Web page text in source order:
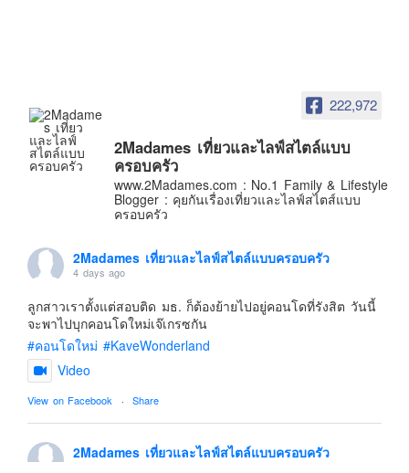
ฮ่องกง
ไต้หวัน
ฟิลิปปินส์
อเมริกา
ร้านอร่อย
บทความครอบครัว
Beauty Review
รีวิวสายการบิน
Products & Applications
About Us
222,972
2Madames เที่ยวและไลฟ์สไตล์แบบ
ครอบครัว
www.2Madames.com : No.1 Family & Lifestyle
Blogger : คุยกันเรื่องเที่ยวและไลฟ์สไตส์แบบ
ครอบครัว
2Madames เที่ยวและไลฟ์สไตล์แบบครอบครัว
4 days ago
ลูกสาวเราตั้งแต่สอบติด มธ. ก็ต้องย้ายไปอยู่คอนโดที่รังสิต วันนี้
จะพาไปบุกคอนโดใหม่เจ๊เกรซกัน
#คอนโดใหม่ #KaveWonderland
Video
View on Facebook · Share
2Madames เที่ยวและไลฟ์สไตล์แบบครอบครัว